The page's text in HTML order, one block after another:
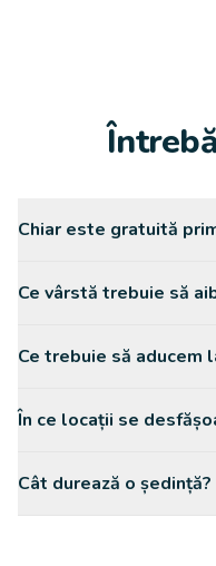
Chiar este gratuită
Ce vârstă trebuie să
Ce trebuie să aducem
În ce locații se
Cât durează o ședință?